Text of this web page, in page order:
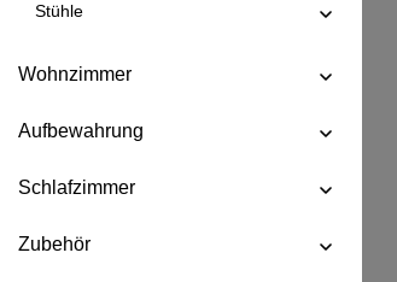
TISCH CUBUS 3 B10X10
TISCH DUCK
TISCH DUCK OVAL
Stühle
Wohnzimmer
Aufbewahrung
Schlafzimmer
Zubehör